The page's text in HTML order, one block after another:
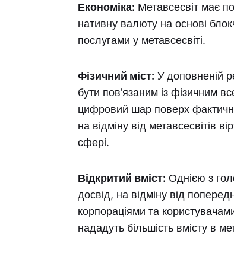
Економіка: Метавсесвіт має
нативну валюту на основі
послугами у метавсесвіті.
Фізичний міст: У доповненій
бути пов’язаним із фізичним
цифровий шар поверх
на відміну від метавсесвітів
сфері.
Відкритий вміст: Однією з
досвід, на відміну від
корпораціями та
нададуть більшість вмісту в